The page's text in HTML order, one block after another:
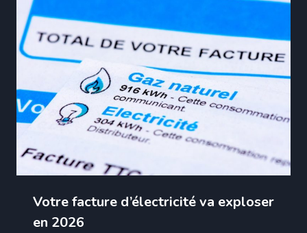
Votre facture d’électricité va exploser
en 2026